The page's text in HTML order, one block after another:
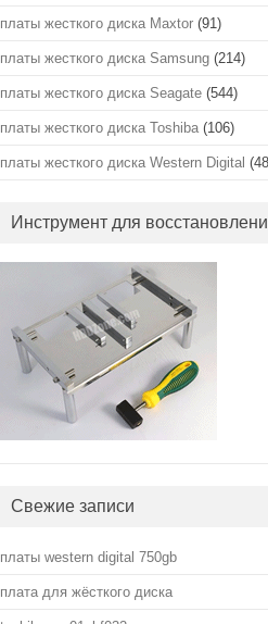
платы жесткого диска Maxtor (91)
платы жесткого диска Samsung (214)
платы жесткого диска Seagate (544)
платы жесткого диска Toshiba (106)
платы жесткого диска Western Digital
Инструмент для
Свежие записи
платы western digital 750gb
плата для жёсткого диска